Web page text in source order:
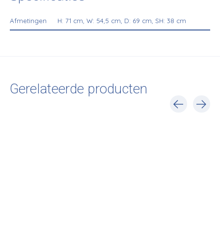
Afmetingen H: 71 cm, W: 54,5 cm, D: 69 cm, SH: 38 cm
Gerelateerde producten